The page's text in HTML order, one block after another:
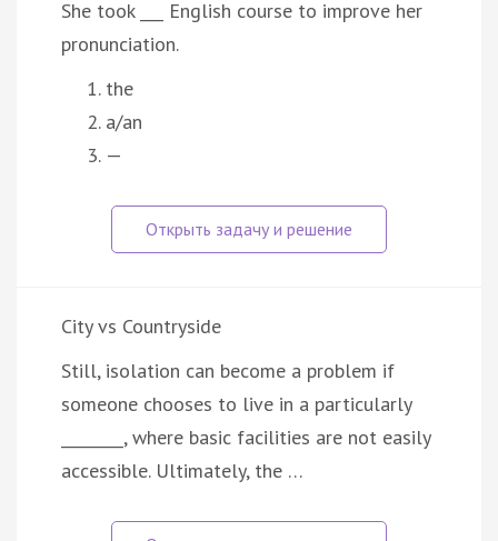
She took ___ English course to improve her
pronunciation.
the
a/an
—
City vs Countryside
Still, isolation can become a problem if
someone chooses to live in a particularly
________, where basic facilities are not easily
accessible. Ultimately, the …